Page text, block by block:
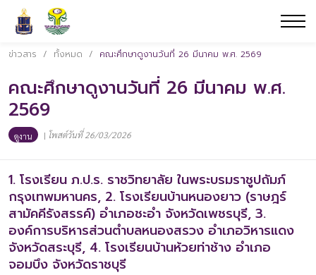
ข่าวสาร / ทั้งหมด / คณะศึกษาดูงานวันที่ 26 มีนาคม พ.ศ. 2569
คณะศึกษาดูงานวันที่ 26 มีนาคม พ.ศ.
2569
ดูงาน | โพสต์วันที่ 26/03/2026
1. โรงเรียน ภ.ป.ร. ราชวิทยาลัย ในพระบรมราชูปถัมภ์
กรุงเทพมหานคร, 2. โรงเรียนบ้านหนองยาว (ราษฎร์
สามัคคีรังสรรค์) อำเภอชะอำ จังหวัดเพชรบุรี, 3.
องค์การบริหารส่วนตำบลหนองสรวง อำเภอวิหารแดง
จังหวัดสระบุรี, 4. โรงเรียนบ้านห้วยท่าช้าง อำเภอ
จอมบึง จังหวัดราชบุรี